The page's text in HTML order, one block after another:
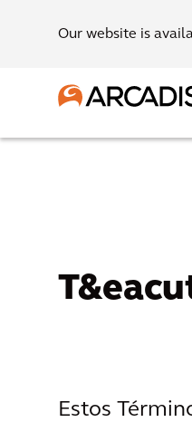
Our website is
Estos